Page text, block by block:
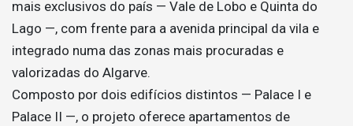
mais exclusivos do país — Vale de Lobo e Quinta do
Lago —, com frente para a avenida principal da vila e
integrado numa das zonas mais procuradas e
valorizadas do Algarve.
Composto por dois edifícios distintos — Palace I e
Palace II —, o projeto oferece apartamentos de